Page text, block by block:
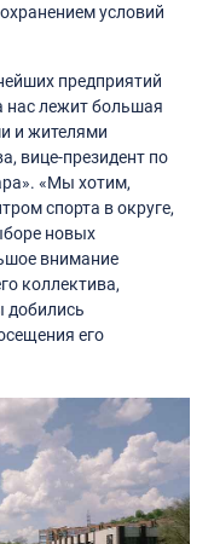
условий
предприятий
нас лежит большая
и жителями
вице-президент по
«Мы хотим,
спорта в округе,
новых
внимание
коллектива,
добились
его